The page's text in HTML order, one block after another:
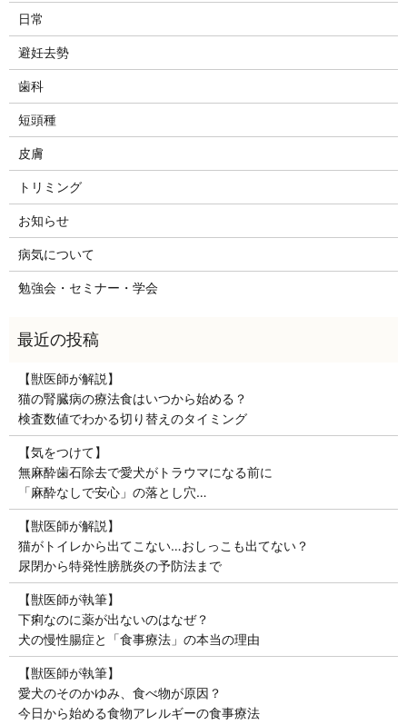
日常
避妊去勢
歯科
短頭種
皮膚
トリミング
お知らせ
病気について
勉強会・セミナー・学会
【獣医師が解説】
猫の腎臓病の療法食はいつから始める？
検査数値でわかる切り替えのタイミング
【気をつけて】
無麻酔歯石除去で愛犬がトラウマになる前に
「麻酔なしで安心」の落とし穴…
【獣医師が解説】
猫がトイレから出てこない…おしっこも出てない？
尿閉から特発性膀胱炎の予防法まで
【獣医師が執筆】
下痢なのに薬が出ないのはなぜ？
犬の慢性腸症と「食事療法」の本当の理由
【獣医師が執筆】
愛犬のそのかゆみ、食べ物が原因？
今日から始める食物アレルギーの食事療法